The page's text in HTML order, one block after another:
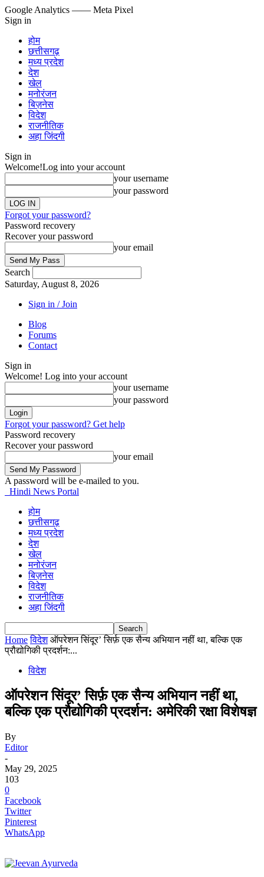
Google Analytics —— Meta Pixel
Sign in
होम
छत्तीसगढ़
मध्य प्रदेश
देश
खेल
मनोरंजन
बिज़नेस
विदेश
राजनीतिक
अहा जिंदगी
Sign in
Welcome!Log into your account
your username
your password
Forgot your password?
Password recovery
Recover your password
your email
Search
Saturday, August 8, 2026
Sign in / Join
Blog
Forums
Contact
Sign in
Welcome! Log into your account
your username
your password
Forgot your password? Get help
Password recovery
Recover your password
your email
A password will be e-mailed to you.
Hindi News Portal
होम
छत्तीसगढ़
मध्य प्रदेश
देश
खेल
मनोरंजन
बिज़नेस
विदेश
राजनीतिक
अहा जिंदगी
Home विदेश ऑपरेशन सिंदूर’ सिर्फ़ एक सैन्य अभियान नहीं था, बल्कि एक
प्रौद्योगिकी प्रदर्शन:...
विदेश
ऑपरेशन सिंदूर’ सिर्फ़ एक सैन्य अभियान नहीं था,
बल्कि एक प्रौद्योगिकी प्रदर्शन: अमेरिकी रक्षा विशेषज्ञ
By
Editor
-
May 29, 2025
103
0
Facebook
Twitter
Pinterest
WhatsApp